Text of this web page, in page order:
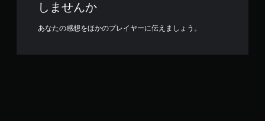
しませんか
あなたの感想をほかのプレイヤーに伝えましょう。